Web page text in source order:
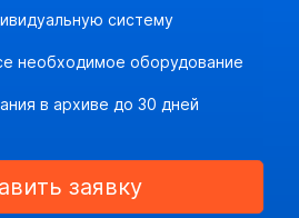
систему
необходимое оборудование
в архиве до 30 дней
заявку